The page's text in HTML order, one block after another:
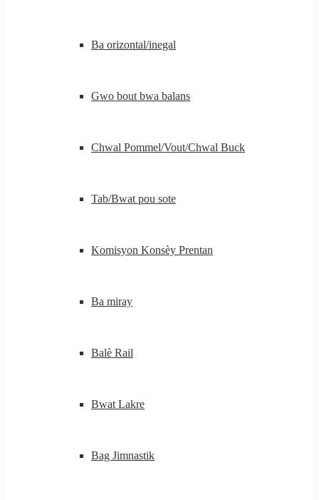
Ba orizontal/inegal
Gwo bout bwa balans
Chwal Pommel/Vout/Chwal Buck
Tab/Bwat pou sote
Komisyon Konsèy Prentan
Ba miray
Balè Rail
Bwat Lakre
Bag Jimnastik